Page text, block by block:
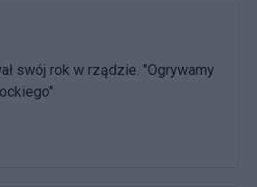
swój rok w rządzie. "Ogrywamy